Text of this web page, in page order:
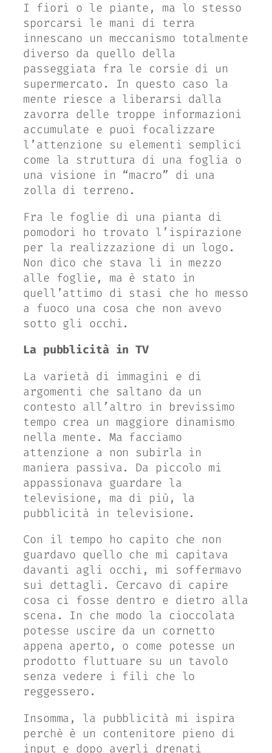
I fiori o le piante, ma lo stesso
sporcarsi le mani di terra
innescano un meccanismo totalmente
diverso da quello della
passeggiata fra le corsie di un
supermercato. In questo caso la
mente riesce a liberarsi dalla
zavorra delle troppe informazioni
accumulate e puoi focalizzare
l’attenzione su elementi semplici
come la struttura di una foglia o
una visione in “macro” di una
zolla di terreno.
Fra le foglie di una pianta di
pomodori ho trovato l’ispirazione
per la realizzazione di un logo.
Non dico che stava li in mezzo
alle foglie, ma è stato in
quell’attimo di stasi che ho messo
a fuoco una cosa che non avevo
sotto gli occhi.
La pubblicità in TV
La varietà di immagini e di
argomenti che saltano da un
contesto all’altro in brevissimo
tempo crea un maggiore dinamismo
nella mente. Ma facciamo
attenzione a non subirla in
maniera passiva. Da piccolo mi
appassionava guardare la
televisione, ma di più, la
pubblicità in televisione.
Con il tempo ho capito che non
guardavo quello che mi capitava
davanti agli occhi, mi soffermavo
sui dettagli. Cercavo di capire
cosa ci fosse dentro e dietro alla
scena. In che modo la cioccolata
potesse uscire da un cornetto
appena aperto, o come potesse un
prodotto fluttuare su un tavolo
senza vedere i fili che lo
reggessero.
Insomma, la pubblicità mi ispira
perchè è un contenitore pieno di
input e dopo averli drenati